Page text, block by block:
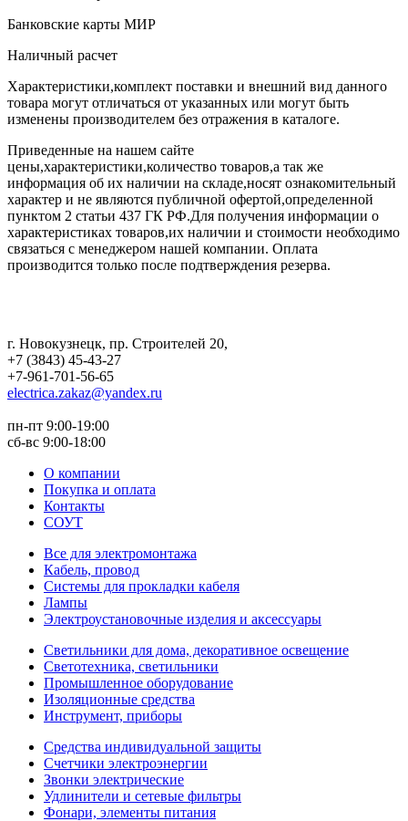
Банковские карты МИР
Наличный расчет
Характеристики,комплект поставки и внешний вид данного
товара могут отличаться от указанных или могут быть
изменены производителем без отражения в каталоге.
Приведенные на нашем сайте
цены,характеристики,количество товаров,а так же
информация об их наличии на складе,носят ознакомительный
характер и не являются публичной офертой,определенной
пунктом 2 статьи 437 ГК РФ.Для получения информации о
характеристиках товаров,их наличии и стоимости необходимо
связаться с менеджером нашей компании. Оплата
производится только после подтверждения резерва.
г. Новокузнецк, пр. Строителей 20,
+7 (3843) 45-43-27
+7-961-701-56-65
electrica.zakaz@yandex.ru
пн-пт 9:00-19:00
сб-вс 9:00-18:00
О компании
Покупка и оплата
Контакты
СОУТ
Все для электромонтажа
Кабель, провод
Системы для прокладки кабеля
Лампы
Электроустановочные изделия и аксессуары
Светильники для дома, декоративное освещение
Светотехника, светильники
Промышленное оборудование
Изоляционные средства
Инструмент, приборы
Средства индивидуальной защиты
Счетчики электроэнергии
Звонки электрические
Удлинители и сетевые фильтры
Фонари, элементы питания